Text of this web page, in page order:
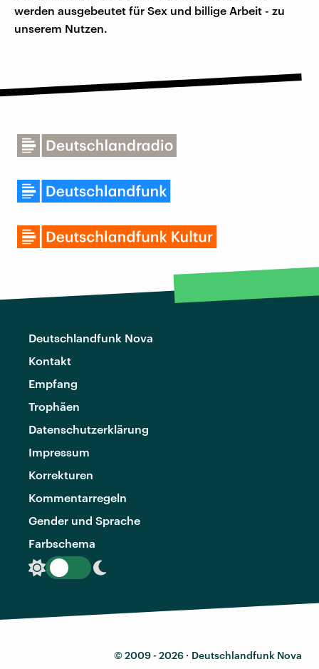
werden ausgebeutet für Sex und billige Arbeit - zu
unserem Nutzen.
Deutschlandfunk Nova
Kontakt
Empfang
Trophäen
Datenschutzerklärung
Impressum
Korrekturen
Kommentarregeln
Gender und Sprache
Farbschema
© 2009 - 2026 · Deutschlandfunk Nova